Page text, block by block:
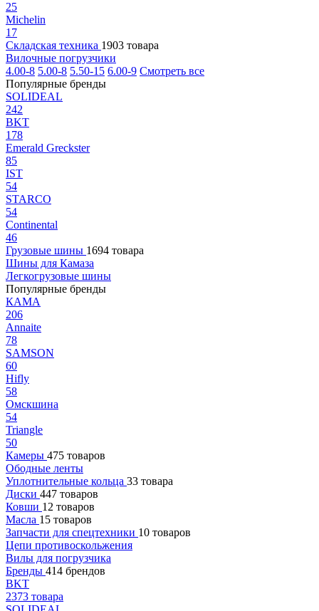
25
Michelin
17
Складская техника 1903 товара
Вилочные погрузчики
4.00-8 5.00-8 5.50-15 6.00-9 Смотреть все
Популярные бренды
SOLIDEAL
242
BKT
178
Emerald Greckster
85
IST
54
STARCO
54
Continental
46
Грузовые шины 1694 товара
Шины для Камаза
Легкогрузовые шины
Популярные бренды
КАМА
206
Annaite
78
SAMSON
60
Hifly
58
Омскшина
54
Triangle
50
Камеры 475 товаров
Ободные ленты
Уплотнительные кольца 33 товара
Диски 447 товаров
Ковши 12 товаров
Масла 15 товаров
Запчасти для спецтехники 10 товаров
Цепи противоскольжения
Вилы для погрузчика
Бренды 414 брендов
BKT
2373 товара